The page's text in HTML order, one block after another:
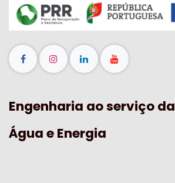
Engenharia ao serviço da
Água e Energia